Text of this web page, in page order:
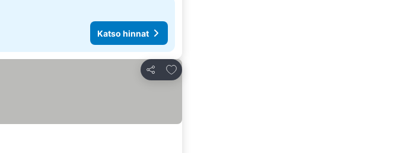
Katso hinnat
Jaa
Lisää suosikkeihin